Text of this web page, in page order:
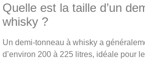
Quelle est la taille d’un
whisky ?
Un demi-tonneau à whisky a
d’environ 200 à 225 litres, idéale pour